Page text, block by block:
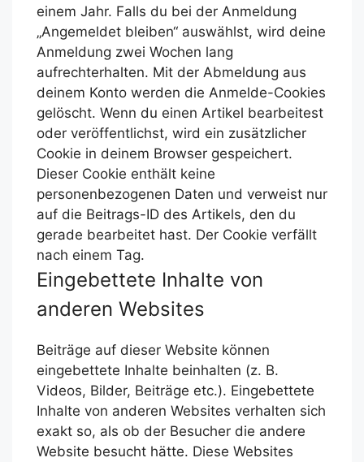
einem Jahr. Falls du bei der Anmeldung
„Angemeldet bleiben“ auswählst, wird deine
Anmeldung zwei Wochen lang
aufrechterhalten. Mit der Abmeldung aus
deinem Konto werden die Anmelde-Cookies
gelöscht. Wenn du einen Artikel bearbeitest
oder veröffentlichst, wird ein zusätzlicher
Cookie in deinem Browser gespeichert.
Dieser Cookie enthält keine
personenbezogenen Daten und verweist nur
auf die Beitrags-ID des Artikels, den du
gerade bearbeitet hast. Der Cookie verfällt
nach einem Tag.
Eingebettete Inhalte von
anderen Websites
Beiträge auf dieser Website können
eingebettete Inhalte beinhalten (z. B.
Videos, Bilder, Beiträge etc.). Eingebettete
Inhalte von anderen Websites verhalten sich
exakt so, als ob der Besucher die andere
Website besucht hätte. Diese Websites